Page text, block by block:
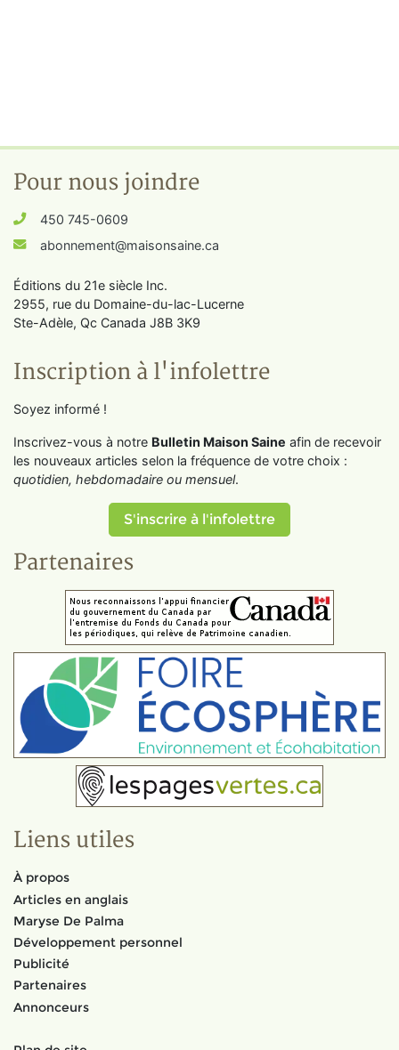
Pour nous joindre
450 745-0609
abonnement@maisonsaine.ca
Éditions du 21e siècle Inc.
2955, rue du Domaine-du-lac-Lucerne
Ste-Adèle, Qc Canada J8B 3K9
Inscription à l'infolettre
Soyez informé !
Inscrivez-vous à notre Bulletin Maison Saine afin de recevoir
les nouveaux articles selon la fréquence de votre choix :
quotidien, hebdomadaire ou mensuel.
S'inscrire à l'infolettre
Partenaires
Liens utiles
À propos
Articles en anglais
Maryse De Palma
Développement personnel
Publicité
Partenaires
Annonceurs